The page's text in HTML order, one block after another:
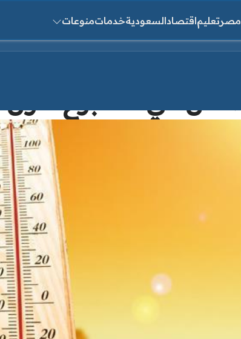
مصرتعليماقتصادالسعوديةخدماتمنوعات